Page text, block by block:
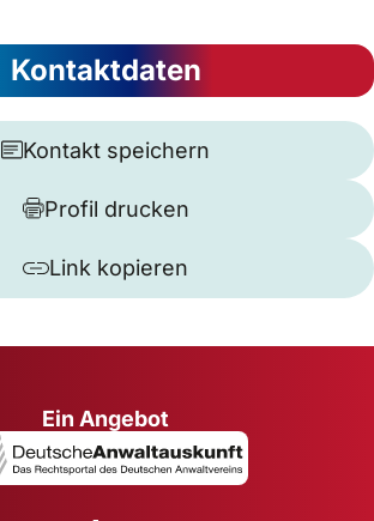
Kontaktdaten
Kontakt speichern
Profil drucken
Link kopieren
Ein Angebot